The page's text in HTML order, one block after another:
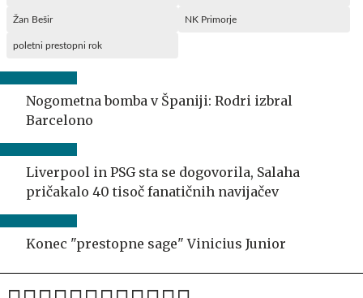
Žan Bešir NK Primorje
poletni prestopni rok
Nogometna bomba v Španiji: Rodri izbral
Barcelono
Liverpool in PSG sta se dogovorila, Salaha
pričakalo 40 tisoč fanatičnih navijačev
Konec "prestopne sage" Vinicius Junior